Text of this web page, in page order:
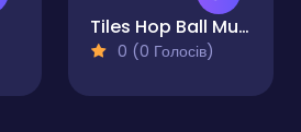
Tiles Hop Ball Music Game
0 (0 Голосів)